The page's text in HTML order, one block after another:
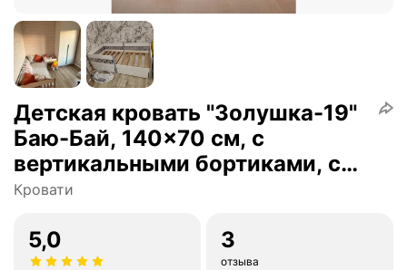
Детская кровать "Золушка-19"
Баю-Бай, 140x70 см, с
вертикальными бортиками, с
ящиками, серо-белая
Кровати
5,0 3
отзыва